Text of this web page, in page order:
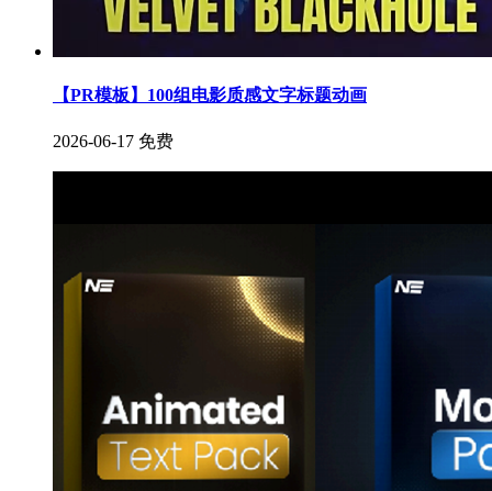
【PR模板】100组电影质感文字标题动画
2026-06-17 免费